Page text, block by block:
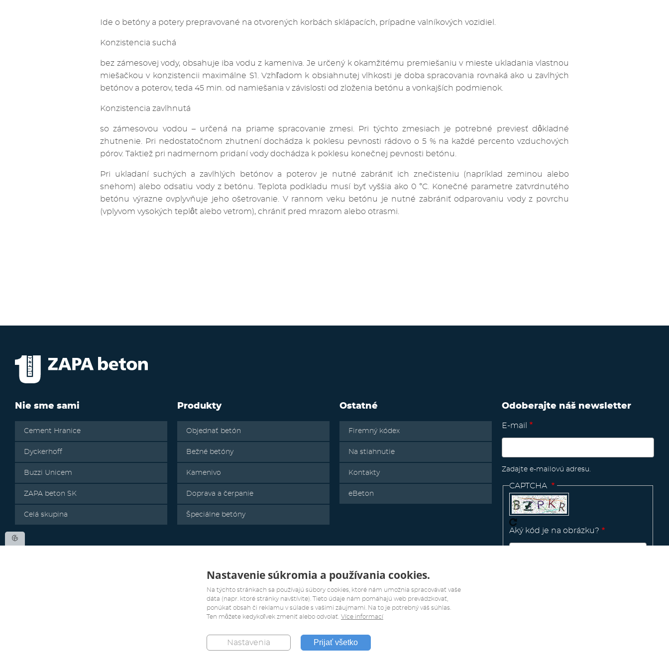
Ide o betóny a potery prepravované na otvorených korbách sklápacích, prípadne valníkových vozidiel.
Konzistencia suchá
bez zámesovej vody, obsahuje iba vodu z kameniva. Je určený k okamžitému premiešaniu v mieste ukladania vlastnou
miešačkou v konzistencii maximálne S1. Vzhľadom k obsiahnutej vlhkosti je doba spracovania rovnaká ako u zavlhých
betónov a poterov, teda 45 min. od namiešania v závislosti od zloženia betónu a vonkajších podmienok.
Konzistencia zavlhnutá
so zámesovou vodou – určená na priame spracovanie zmesi. Pri týchto zmesiach je potrebné previesť dôkladné
zhutnenie. Pri nedostatočnom zhutnení dochádza k poklesu pevnosti rádovo o 5 % na každé percento vzduchových
pórov. Taktiež pri nadmernom pridaní vody dochádza k poklesu konečnej pevnosti betónu.
Pri ukladaní suchých a zavlhlých betónov a poterov je nutné zabrániť ich znečisteniu (napríklad zeminou alebo
snehom) alebo odsatiu vody z betónu. Teplota podkladu musí byť vyššia ako 0 °C. Konečné parametre zatvrdnutého
betónu výrazne ovplyvňuje jeho ošetrovanie. V rannom veku betónu je nutné zabrániť odparovaniu vody z povrchu
(vplyvom vysokých teplôt alebo vetrom), chrániť pred mrazom alebo otrasmi.
Nie sme sami
Cement Hranice
Dyckerhoff
Buzzi Unicem
ZAPA beton SK
Celá skupina
Produkty
Objednať betón
Bežné betóny
Kamenivo
Doprava a čerpanie
Špeciálne betóny
Ostatné
Firemný kódex
Na stiahnutie
Kontakty
eBeton
Odoberajte náš newsletter
E-mail
Zadajte e-mailovú adresu.
CAPTCHA
Aký kód je na obrázku?
Nastavenie súkromia a používania cookies.
Na týchto stránkach sa používajú súbory cookies, ktoré nám umožnia spracovávať vaše
dáta (napr. ktoré stránky navštívite). Tieto údaje nám pomáhajú web prevádzkovať,
ponúkať obsah či reklamu v súlade s vašimi záujmami. Na to je potrebný váš súhlas.
Ten môžete kedykoľvek zmeniť alebo odvolať. Více informací
Nastavenia Prijať všetko